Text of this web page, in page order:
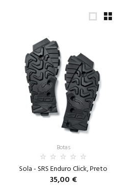
Botas
Sola - SRS Enduro Click, Preto
35,00 €